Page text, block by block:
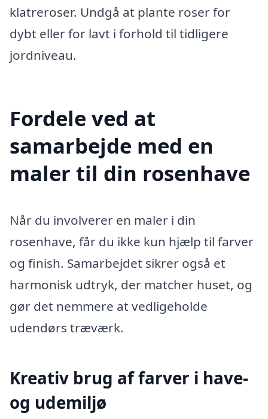
klatreroser. Undgå at plante roser for
dybt eller for lavt i forhold til tidligere
jordniveau.
Fordele ved at
samarbejde med en
maler til din rosenhave
Når du involverer en maler i din
rosenhave, får du ikke kun hjælp til farver
og finish. Samarbejdet sikrer også et
harmonisk udtryk, der matcher huset, og
gør det nemmere at vedligeholde
udendørs træværk.
Kreativ brug af farver i have-
og udemiljø